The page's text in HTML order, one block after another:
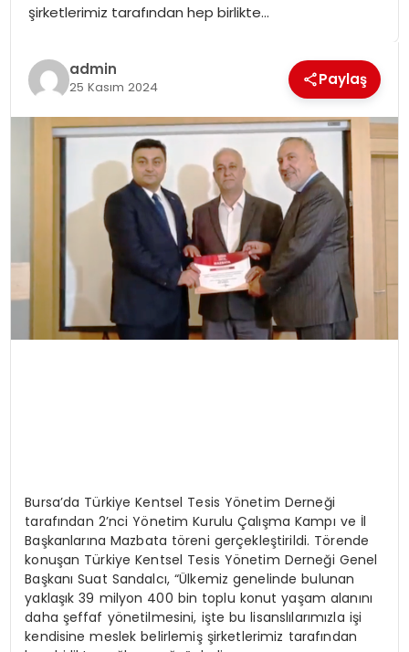
şirketlerimiz tarafından hep birlikte…
admin
25 Kasım 2024 Paylaş
Bursa’da Türkiye Kentsel Tesis Yönetim Derneği
tarafından 2’nci Yönetim Kurulu Çalışma Kampı ve İl
Başkanlarına Mazbata töreni gerçekleştirildi. Törende
konuşan Türkiye Kentsel Tesis Yönetim Derneği Genel
Başkanı Suat Sandalcı, “Ülkemiz genelinde bulunan
yaklaşık 39 milyon 400 bin toplu konut yaşam alanını
daha şeffaf yönetilmesini, işte bu lisanslılarımızla işi
kendisine meslek belirlemiş şirketlerimiz tarafından